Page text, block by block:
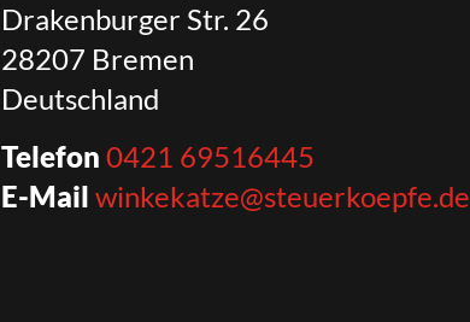
Drakenburger Str. 26
28207 Bremen
Deutschland
Telefon 0421 69516445
E-Mail winkekatze@steuerkoepfe.de